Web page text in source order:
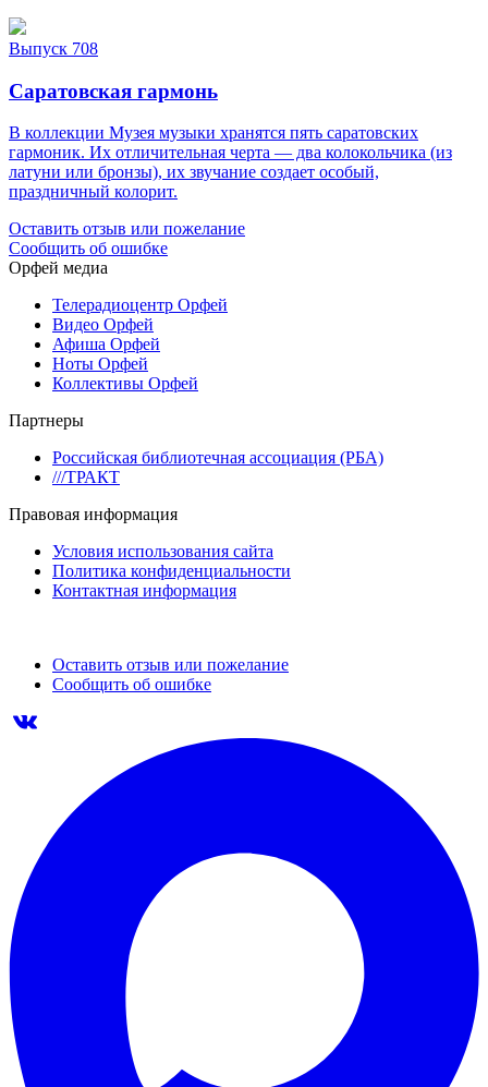
Выпуск 708
Саратовская гармонь
В коллекции Музея музыки хранятся пять саратовских
гармоник. Их отличительная черта — два колокольчика (из
латуни или бронзы), их звучание создает особый,
праздничный колорит.
Оставить отзыв или пожелание
Сообщить об ошибке
Орфей медиа
Телерадиоцентр Орфей
Видео Орфей
Афиша Орфей
Ноты Орфей
Коллективы Орфей
Партнеры
Российская библиотечная ассоциация (РБА)
///ТРАКТ
Правовая информация
Условия использования сайта
Политика конфиденциальности
Контактная информация
Оставить отзыв или пожелание
Сообщить об ошибке